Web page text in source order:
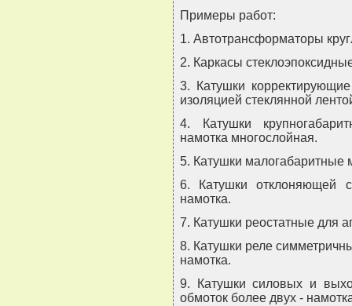
Примеры работ:
1. Автотрансформаторы
2. Каркасы
3. Катушки
изоляцией стеклянной
4. Катушки
намотка многослойная.
5. Катушки малогабаритные
6. Катушки отклоняющей
намотка.
7. Катушки реостатные для
8. Катушки реле
намотка.
9. Катушки силовых и
обмоток более двух -